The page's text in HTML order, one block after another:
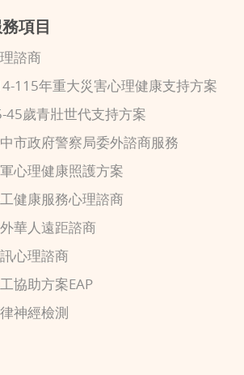
項目
諮商
115年重大災害心理健康支持方案
45歲青壯世代支持方案
市政府警察局委外諮商服務
心理健康照護方案
健康服務心理諮商
華人遠距諮商
心理諮商
協助方案EAP
神經檢測